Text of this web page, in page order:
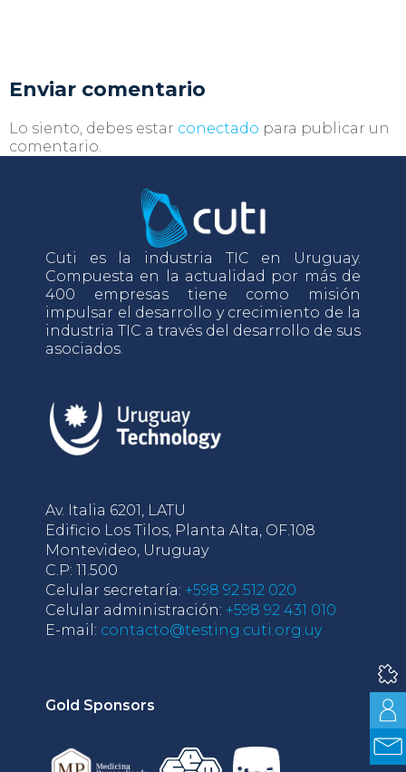
Enviar comentario
Lo siento, debes estar conectado para publicar un
comentario.
Cuti es la industria TIC en Uruguay.
Compuesta en la actualidad por más de
400 empresas tiene como misión
impulsar el desarrollo y crecimiento de la
industria TIC a través del desarrollo de sus
asociados.
Av. Italia 6201, LATU
Edificio Los Tilos, Planta Alta, OF.108
Montevideo, Uruguay
C.P: 11.500
Celular secretaría: +598 92 512 020
Celular administración: +598 92 431 010
E-mail: contacto@testing.cuti.org.uy
Gold Sponsors